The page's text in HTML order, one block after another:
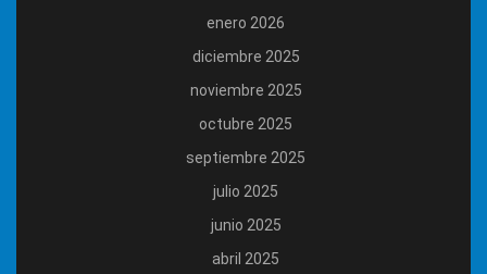
enero 2026
diciembre 2025
noviembre 2025
octubre 2025
septiembre 2025
julio 2025
junio 2025
abril 2025